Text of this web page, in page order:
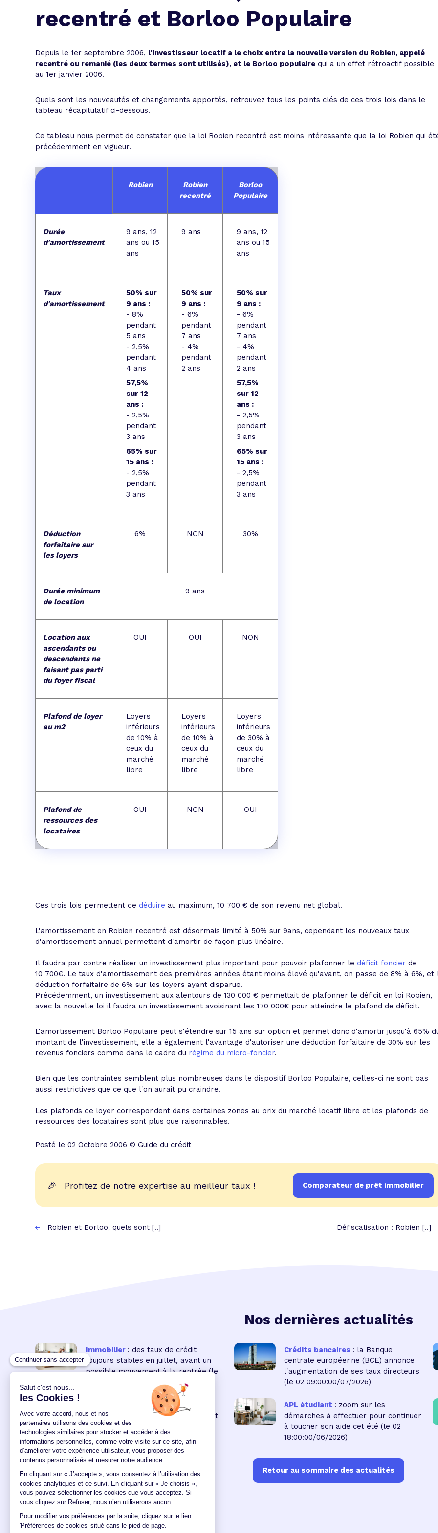
L'acte de vente et le remboursement
Tous les outils prêt immobilier
immobilier
Profitez de notre expertise au meilleur taux !
Trouvez votre prêt conso au meilleur taux !
Bénéficiez de notre expertise en regroupement de crédits
recentré et Borloo Populaire
Depuis le 1er septembre 2006, l'investisseur locatif a le choix entre la nouvelle version du Robien, appelé
recentré ou remanié (les deux termes sont utilisés), et le Borloo populaire qui a un effet rétroactif possible
au 1er janvier 2006.
Quels sont les nouveautés et changements apportés, retrouvez tous les points clés de ces trois lois dans le
tableau récapitulatif ci-dessous.
Ce tableau nous permet de constater que la loi Robien recentré est moins intéressante que la loi Robien qui
précédemment en vigueur.
Robien
Robien
recentré
Borloo
Populaire
Durée
d'amortissement
9 ans, 12
ans ou 15
ans
9 ans
9 ans, 12
ans ou 15
ans
Taux
d'amortissement
50% sur
9 ans :
- 8%
pendant
5 ans
- 2,5%
pendant
4 ans
57,5%
sur 12
ans :
- 2,5%
pendant
3 ans
65% sur
15 ans :
- 2,5%
pendant
3 ans
50% sur
9 ans :
- 6%
pendant
7 ans
- 4%
pendant
2 ans
50% sur
9 ans :
- 6%
pendant
7 ans
- 4%
pendant
2 ans
57,5%
sur 12
ans :
- 2,5%
pendant
3 ans
65% sur
15 ans :
- 2,5%
pendant
3 ans
Déduction
forfaitaire sur
les loyers
6% NON 30%
Durée minimum
de location
9 ans
Location aux
ascendants ou
descendants ne
faisant pas parti
du foyer fiscal
OUI OUI NON
Plafond de loyer
au m2
Loyers
inférieurs
de 10% à
ceux du
marché
libre
Loyers
inférieurs
de 10% à
ceux du
marché
libre
Loyers
inférieurs
de 30% à
ceux du
marché
libre
Plafond de
ressources des
locataires
OUI NON OUI
Ces trois lois permettent de déduire au maximum, 10 700 € de son revenu net global.
L'amortissement en Robien recentré est désormais limité à 50% sur 9ans, cependant les nouveaux taux
d'amortissement annuel permettent d'amortir de façon plus linéaire.
Il faudra par contre réaliser un investissement plus important pour pouvoir plafonner le déficit foncier de
10 700€. Le taux d'amortissement des premières années étant moins élevé qu'avant, on passe de 8% à 6%, et
déduction forfaitaire de 6% sur les loyers ayant disparue.
Précédemment, un investissement aux alentours de 130 000 € permettait de plafonner le déficit en loi Robien,
avec la nouvelle loi il faudra un investissement avoisinant les 170 000€ pour atteindre le plafond de déficit.
L'amortissement Borloo Populaire peut s'étendre sur 15 ans sur option et permet donc d'amortir jusqu'à 65%
montant de l'investissement, elle a également l'avantage d'autoriser une déduction forfaitaire de 30% sur les
revenus fonciers comme dans le cadre du régime du micro-foncier.
Bien que les contraintes semblent plus nombreuses dans le dispositif Borloo Populaire, celles-ci ne sont pas
aussi restrictives que ce que l'on aurait pu craindre.
Les plafonds de loyer correspondent dans certaines zones au prix du marché locatif libre et les plafonds de
ressources des locataires sont plus que raisonnables.
Posté le 02 Octobre 2006 © Guide du crédit
🎉 Profitez de notre expertise au meilleur taux ! Comparateur de prêt immobilier
Robien et Borloo, quels sont [..] Défiscalisation : Robien [..]
Nos dernières actualités
Immobilier : des taux de crédit
toujours stables en juillet, avant un
possible mouvement à la rentrée (le
Crédits bancaires : la Banque
centrale européenne (BCE) annonce
l'augmentation de ses taux directeurs
(le 02 09:00:00/07/2026)
: la remontée des
taux réduit encore le pouvoir d'achat
des acquéreurs
12:00:00/06/2026)
APL étudiant : zoom sur les
démarches à effectuer pour continuer
à toucher son aide cet été (le 02
18:00:00/06/2026)
Retour au sommaire des actualités